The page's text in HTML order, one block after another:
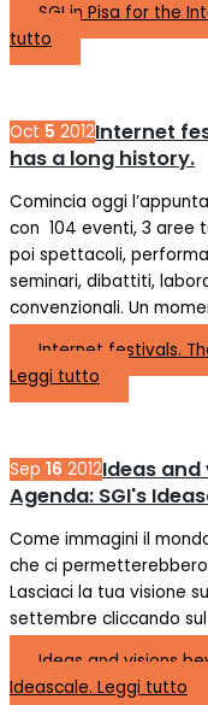
SGI in Pisa for the
tutto
Oct 5 2012Internet
has a long history.
Comincia oggi
con 104 eventi, 3 aree
poi spettacoli,
seminari, dibattiti,
convenzionali. Un
Internet festivals.
Leggi tutto
Sep 16 2012Ideas
Agenda: SGI's
Come immagini il
che ci
Lasciaci la tua visione
settembre cliccando sul
Ideas and visions
Ideascale. Leggi tutto